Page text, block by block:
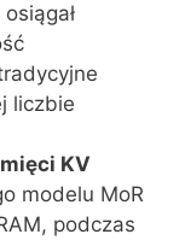
liczbie
KV
modelu MoR
podczas